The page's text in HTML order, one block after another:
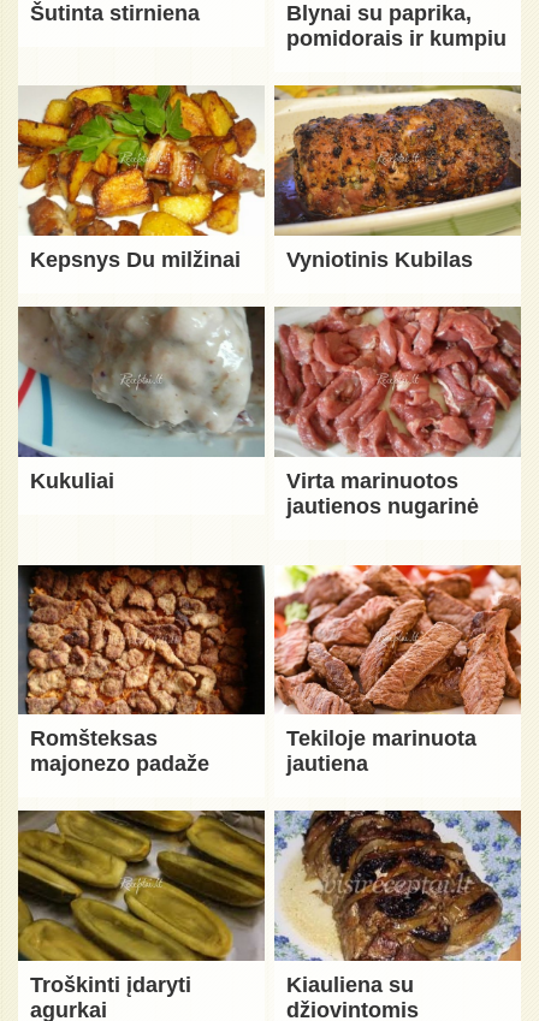
Šutinta stirniena
Blynai su paprika,
pomidorais ir kumpiu
Kepsnys Du milžinai Vyniotinis Kubilas
Kukuliai
Virta marinuotos
jautienos nugarinė
Romšteksas
majonezo padaže
Tekiloje marinuota
jautiena
Troškinti įdaryti
agurkai
Kiauliena su
džiovintomis